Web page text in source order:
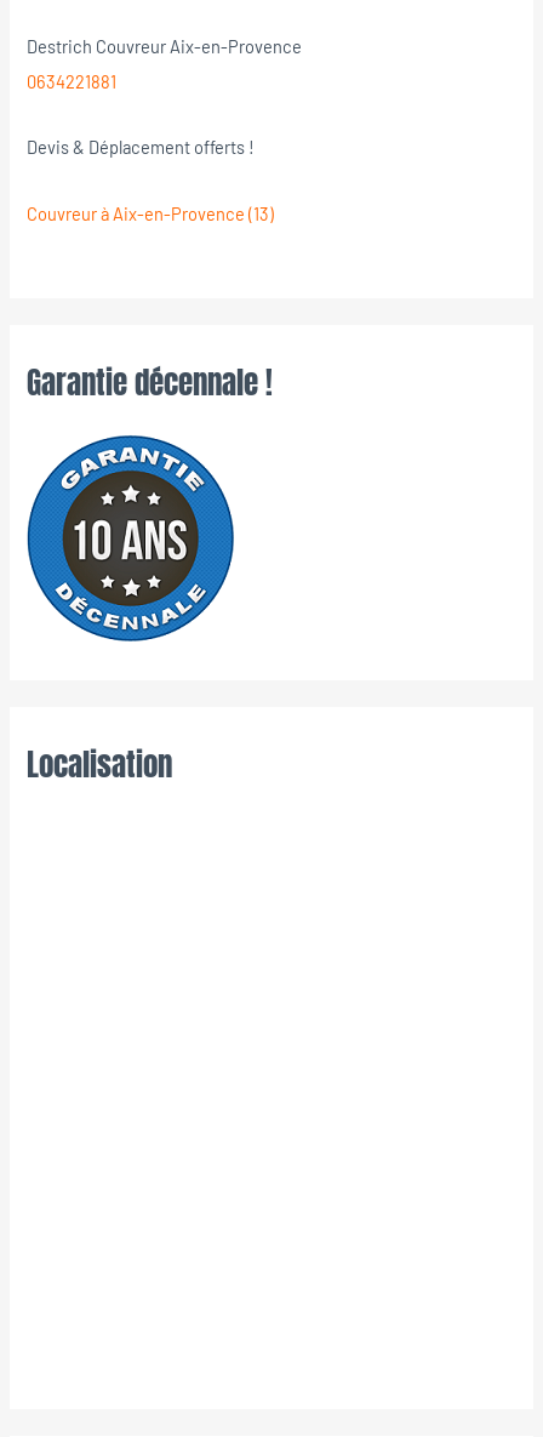
Destrich Couvreur Aix-en-Provence
0634221881
Devis & Déplacement offerts !
Couvreur à Aix-en-Provence (13)
Garantie décennale !
Localisation